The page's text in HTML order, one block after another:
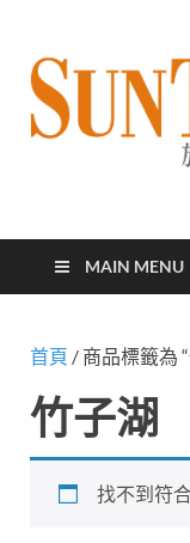
太陽網
MAIN MENU
首頁 / 商品標籤為
竹子湖
找不到符